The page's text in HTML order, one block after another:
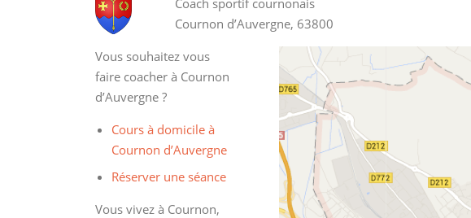
Cournon d’Auvergne, 63800
Vous souhaitez vous
faire coacher à Cournon
d’Auvergne ?
Cours à domicile à
Cournon d’Auvergne
Réserver une séance
Vous vivez à Cournon,